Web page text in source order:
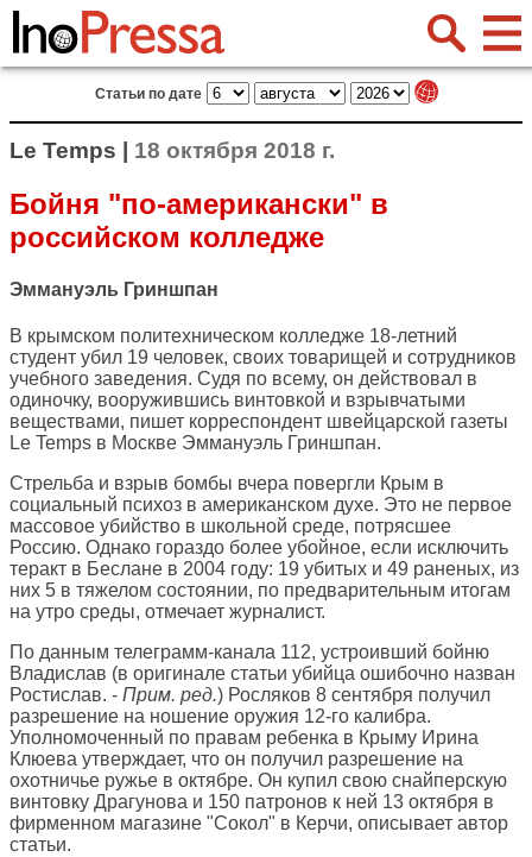
Статьи по дате
Le Temps | 18 октября 2018 г.
Бойня "по-американски" в
российском колледже
Эммануэль Гриншпан
В крымском политехническом колледже 18-летний
студент убил 19 человек, своих товарищей и сотрудников
учебного заведения. Судя по всему, он действовал в
одиночку, вооружившись винтовкой и взрывчатыми
веществами, пишет корреспондент швейцарской газеты
Le Temps в Москве Эммануэль Гриншпан.
Стрельба и взрыв бомбы вчера повергли Крым в
социальный психоз в американском духе. Это не первое
массовое убийство в школьной среде, потрясшее
Россию. Однако гораздо более убойное, если исключить
теракт в Беслане в 2004 году: 19 убитых и 49 раненых, из
них 5 в тяжелом состоянии, по предварительным итогам
на утро среды, отмечает журналист.
По данным телеграмм-канала 112, устроивший бойню
Владислав (в оригинале статьи убийца ошибочно назван
Ростислав. - Прим. ред.) Росляков 8 сентября получил
разрешение на ношение оружия 12-го калибра.
Уполномоченный по правам ребенка в Крыму Ирина
Клюева утверждает, что он получил разрешение на
охотничье ружье в октябре. Он купил свою снайперскую
винтовку Драгунова и 150 патронов к ней 13 октября в
фирменном магазине "Сокол" в Керчи, описывает автор
статьи.